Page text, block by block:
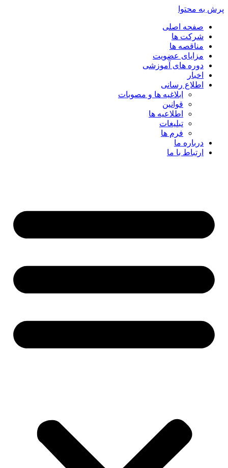
پرش به محتوا
صفحه اصلی
شرکت ها
مناقصه ها
مزایای عضویت
دوره های آموزشی
اخبار
اطلاع رسانی
ابلاغیه ها و مصوبات
قوانین
اطلاعیه ها
تبلیغات
فرم ها
درباره ما
ارتباط با ما